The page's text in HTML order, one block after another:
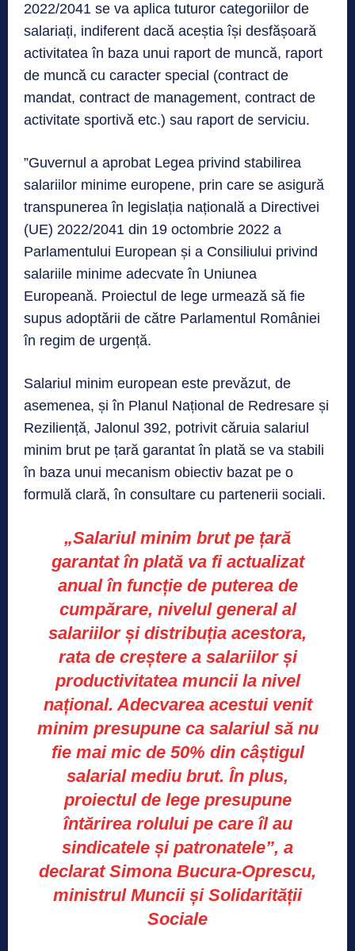
2022/2041 se va aplica tuturor categoriilor de
salariați, indiferent dacă aceștia își desfășoară
activitatea în baza unui raport de muncă, raport
de muncă cu caracter special (contract de
mandat, contract de management, contract de
activitate sportivă etc.) sau raport de serviciu.
”Guvernul a aprobat Legea privind stabilirea
salariilor minime europene, prin care se asigură
transpunerea în legislația națională a Directivei
(UE) 2022/2041 din 19 octombrie 2022 a
Parlamentului European și a Consiliului privind
salariile minime adecvate în Uniunea
Europeană. Proiectul de lege urmează să fie
supus adoptării de către Parlamentul României
în regim de urgență.
Salariul minim european este prevăzut, de
asemenea, și în Planul Național de Redresare și
Reziliență, Jalonul 392, potrivit căruia salariul
minim brut pe țară garantat în plată se va stabili
în baza unui mecanism obiectiv bazat pe o
formulă clară, în consultare cu partenerii sociali.
„Salariul minim brut pe țară
garantat în plată va fi actualizat
anual în funcție de puterea de
cumpărare, nivelul general al
salariilor și distribuția acestora,
rata de creștere a salariilor și
productivitatea muncii la nivel
național. Adecvarea acestui venit
minim presupune ca salariul să nu
fie mai mic de 50% din câștigul
salarial mediu brut. În plus,
proiectul de lege presupune
întărirea rolului pe care îl au
sindicatele și patronatele”, a
declarat Simona Bucura-Oprescu,
ministrul Muncii și Solidarității
Sociale